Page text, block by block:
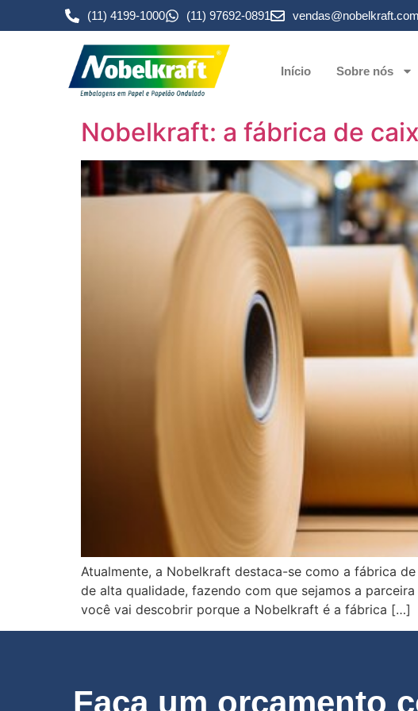
(11) 4199-1000 (11) 97692-0891
Início Sobre nós
Nobelkraft: a fábrica de
Atualmente, a Nobelkraft destaca-se como a fábrica
de alta qualidade, fazendo com que sejamos a
você vai descobrir porque a Nobelkraft é a fábrica […]
Faça um orçamento